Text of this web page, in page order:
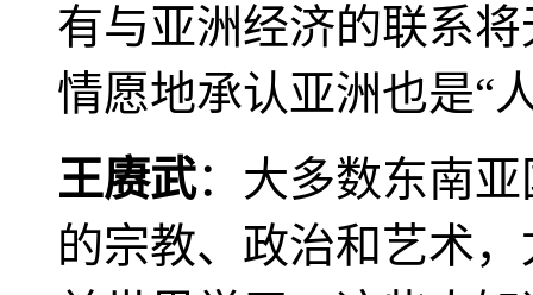
有与亚洲经济的联系
情愿地承认亚洲也是“
王赓武：大多数东南
的宗教、政治和艺术